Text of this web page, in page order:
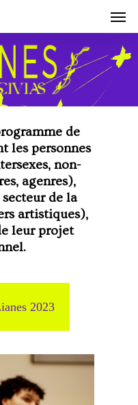
Menu
de
les personnes
non-
agenres),
de la
artistiques),
leur projet
2023